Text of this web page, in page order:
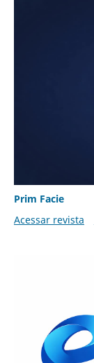
Prim Facie
Acessar revista